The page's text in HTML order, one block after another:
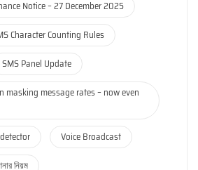
Notice – 27 December 2025
Character Counting Rules
SMS Panel Update
masking message rates – now even
Voice Broadcast
নিয়ম